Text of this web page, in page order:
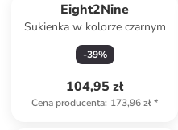
Eight2Nine
Sukienka w kolorze czarnym
-39%
104,95 zł
Cena producenta: 173,96 zł*